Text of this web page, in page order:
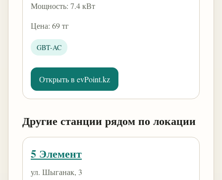
Мощность: 7.4 кВт
Цена: 69 тг
GBT-AC
Открыть в evPoint.kz
Другие станции рядом по локации
5 Элемент
ул. Шыганак, 3